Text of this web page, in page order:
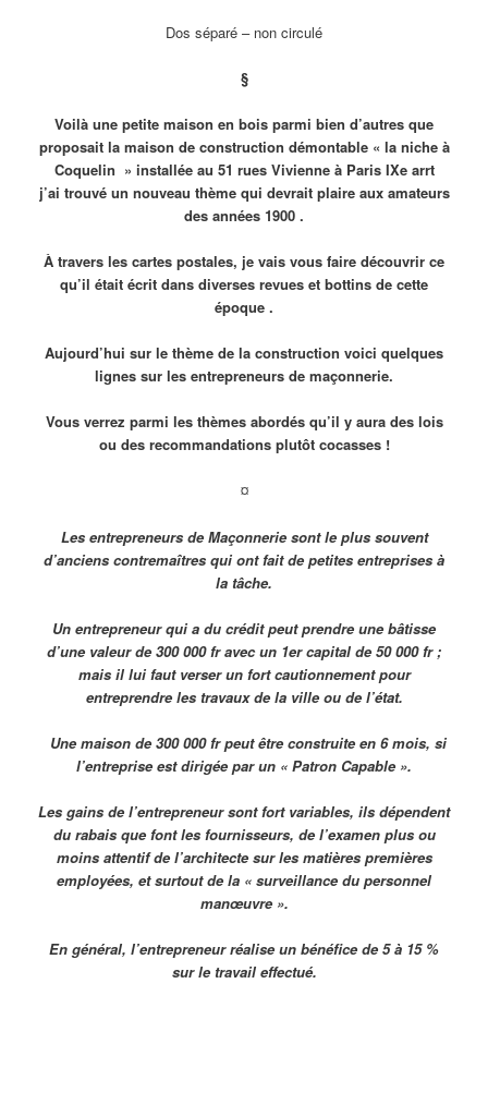
Dos séparé – non circulé
§
Voilà une petite maison en bois parmi bien d’autres que
proposait la maison de construction démontable « la niche à
Coquelin » installée au 51 rues Vivienne à Paris IXe arrt
j’ai trouvé un nouveau thème qui devrait plaire aux amateurs
des années 1900 .
À travers les cartes postales, je vais vous faire découvrir ce
qu’il était écrit dans diverses revues et bottins de cette
époque .
Aujourd’hui sur le thème de la construction voici quelques
lignes sur les entrepreneurs de maçonnerie.
Vous verrez parmi les thèmes abordés qu’il y aura des lois
ou des recommandations plutôt cocasses !
¤
Les entrepreneurs de Maçonnerie sont le plus souvent
d’anciens contremaîtres qui ont fait de petites entreprises à
la tâche.
Un entrepreneur qui a du crédit peut prendre une bâtisse
d’une valeur de 300 000 fr avec un 1er capital de 50 000 fr ;
mais il lui faut verser un fort cautionnement pour
entreprendre les travaux de la ville ou de l’état.
Une maison de 300 000 fr peut être construite en 6 mois, si
l’entreprise est dirigée par un « Patron Capable ».
Les gains de l’entrepreneur sont fort variables, ils dépendent
du rabais que font les fournisseurs, de l’examen plus ou
moins attentif de l’architecte sur les matières premières
employées, et surtout de la « surveillance du personnel
manœuvre ».
En général, l’entrepreneur réalise un bénéfice de 5 à 15 %
sur le travail effectué.